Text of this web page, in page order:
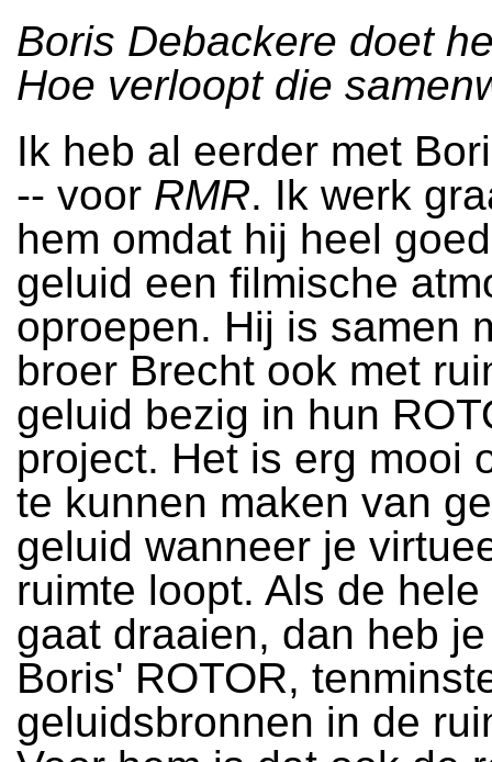
Boris Debackere doet
Hoe verloopt die
Ik heb al eerder met
-- voor RMR. Ik werk
hem omdat hij heel
geluid een filmische
oproepen. Hij is samen
broer Brecht ook met
geluid bezig in hun
project. Het is erg mooi
te kunnen maken van
geluid wanneer je
ruimte loopt. Als de hele
gaat draaien, dan heb
Boris' ROTOR,
geluidsbronnen in de